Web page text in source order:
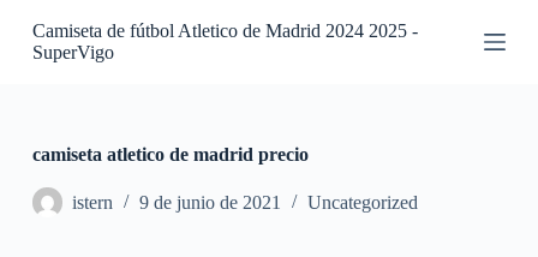
SCamiseta de fútbol Atletico de Madrid 2024 2025 -
SuperVigo
camiseta atletico de madrid precio
istern 9 de junio de 2021 Uncategorized